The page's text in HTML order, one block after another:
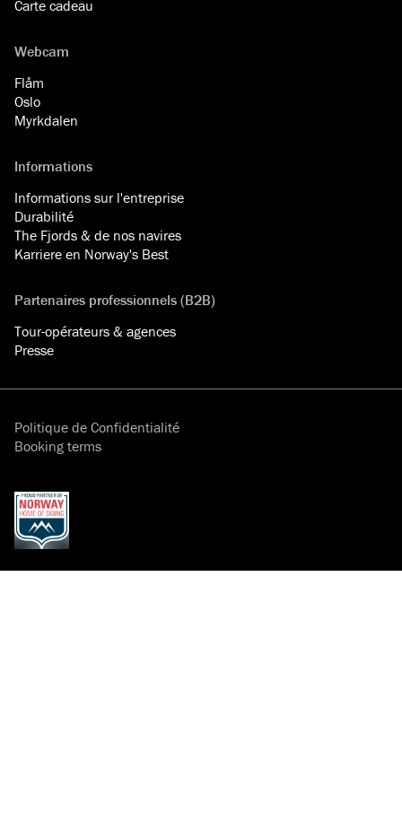
Carte cadeau
Webcam
Flåm
Oslo
Myrkdalen
Informations
Informations sur l'entreprise
Durabilité
The Fjords & de nos navires
Karriere en Norway's Best
Partenaires professionnels (B2B)
Tour-opérateurs & agences
Presse
Politique de Confidentialité
Booking terms